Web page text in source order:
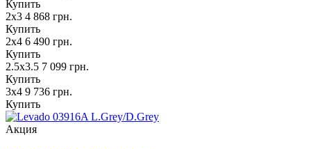
Купить
2х3 4 868 грн.
Купить
2х4 6 490 грн.
Купить
2.5х3.5 7 099 грн.
Купить
3х4 9 736 грн.
Купить
Акция